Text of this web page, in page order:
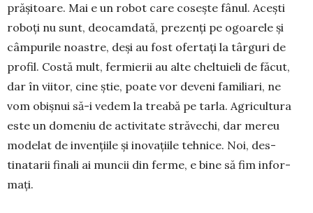
prășitoare. Mai e un robot care cosește fânul. Acești
roboți nu sunt, deo­camdată, pre­zenți pe ogoarele și
câm­purile noastre, deși au fost ofertați la târguri de
profil. Costă mult, fer­mie­rii au alte chel­tuieli de făcut,
dar în viitor, cine știe, poate vor de­veni familiari, ne
vom obișnui să-i vedem la trea­bă pe tarla. Agri­cultura
este un domeniu de acti­vitate străvechi, dar mereu
modelat de invențiile și ino­va­țiile tehnice. Noi, des­­
tinatarii finali ai muncii din fer­me, e bine să fim infor­
mați.